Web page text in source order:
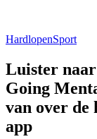
HardlopenSport
Luister
Going
van over de
app